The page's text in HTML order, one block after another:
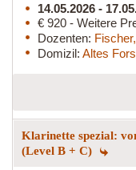
14.05.2026 -
€ 920 - Weitere
Dozenten:
Domizil: Altes
Klarinette spezial:
(Level B + C)